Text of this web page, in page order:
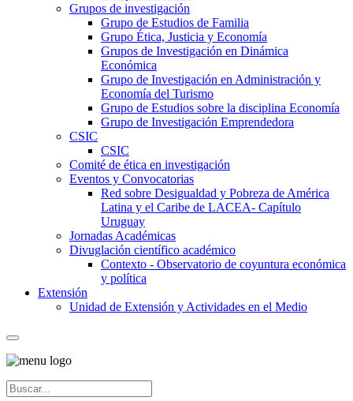
Grupos de investigación
Grupo de Estudios de Familia
Grupo Ética, Justicia y Economía
Grupos de Investigación en Dinámica
Económica
Grupo de Investigación en Administración y
Economía del Turismo
Grupo de Estudios sobre la disciplina Economía
Grupo de Investigación Emprendedora
CSIC
CSIC
Comité de ética en investigación
Eventos y Convocatorias
Red sobre Desigualdad y Pobreza de América
Latina y el Caribe de LACEA- Capítulo
Uruguay
Jornadas Académicas
Divuglación científico académico
Contexto - Observatorio de coyuntura económica
y política
Extensión
Unidad de Extensión y Actividades en el Medio